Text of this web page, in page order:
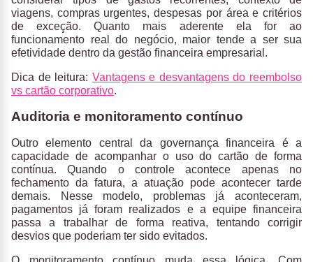
viagens, compras urgentes, despesas por área e critérios
de exceção. Quanto mais aderente ela for ao
funcionamento real do negócio, maior tende a ser sua
efetividade dentro da gestão financeira empresarial.
Dica de leitura: Vantagens e desvantagens do reembolso
vs cartão corporativo.
Auditoria e monitoramento contínuo
Outro elemento central da governança financeira é a
capacidade de acompanhar o uso do cartão de forma
contínua.Quando o controle acontece apenas no
fechamento da fatura, a atuação pode acontecer tarde
demais. Nesse modelo, problemas já aconteceram,
pagamentos já foram realizados e a equipe financeira
passa a trabalhar de forma reativa, tentando corrigir
desvios que poderiam ter sido evitados.